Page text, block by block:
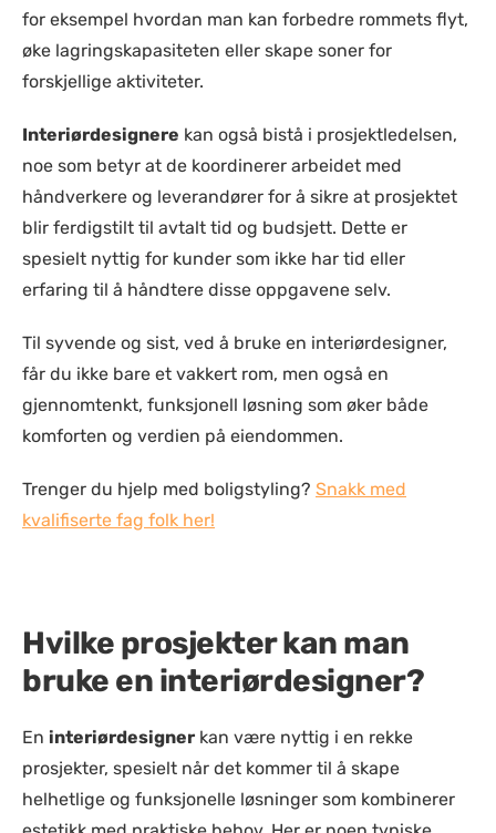
for eksempel hvordan man kan forbedre rommets flyt,
øke lagringskapasiteten eller skape soner for
forskjellige aktiviteter.
Interiørdesignere kan også bistå i prosjektledelsen,
noe som betyr at de koordinerer arbeidet med
håndverkere og leverandører for å sikre at prosjektet
blir ferdigstilt til avtalt tid og budsjett. Dette er
spesielt nyttig for kunder som ikke har tid eller
erfaring til å håndtere disse oppgavene selv.
Til syvende og sist, ved å bruke en interiørdesigner,
får du ikke bare et vakkert rom, men også en
gjennomtenkt, funksjonell løsning som øker både
komforten og verdien på eiendommen.
Trenger du hjelp med boligstyling? Snakk med
kvalifiserte fag folk her!
Hvilke prosjekter kan man
bruke en interiørdesigner?
En interiørdesigner kan være nyttig i en rekke
prosjekter, spesielt når det kommer til å skape
helhetlige og funksjonelle løsninger som kombinerer